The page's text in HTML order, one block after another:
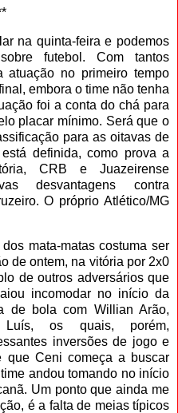
na quinta-feira e podemos
futebol. Com tantos
atuação no primeiro tempo
embora o time não tenha
foi a conta do chá para
placar mínimo. Será que o
para as oitavas de
definida, como prova a
CRB e Juazeirense
desvantagens contra
O próprio Atlético/MG
mata-matas costuma ser
de ontem, na vitória por 2x0
de outros adversários que
incomodar no início da
de bola com Willian Arão,
os quais, porém,
inversões de jogo e
que Ceni começa a buscar
andou tomando no início
Um ponto que ainda me
é a falta de meias típicos